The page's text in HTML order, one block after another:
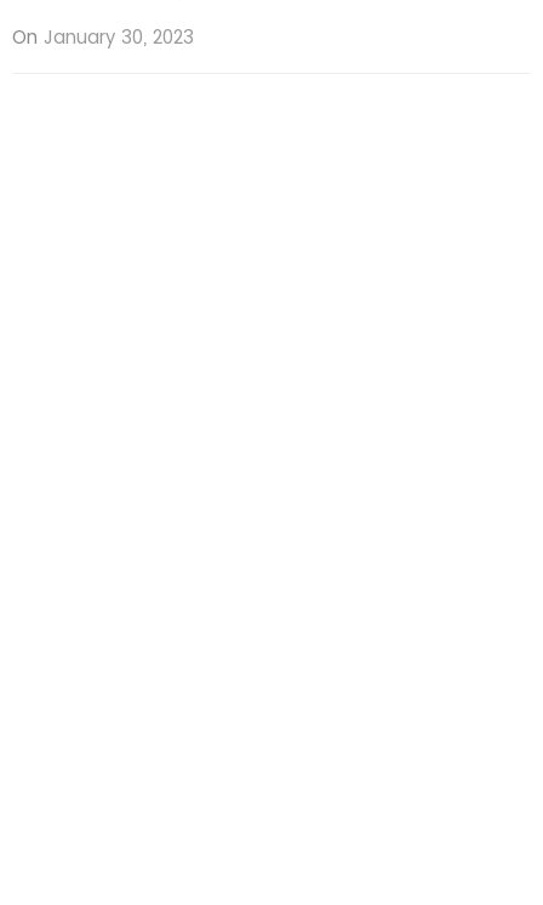
On January 30, 2023